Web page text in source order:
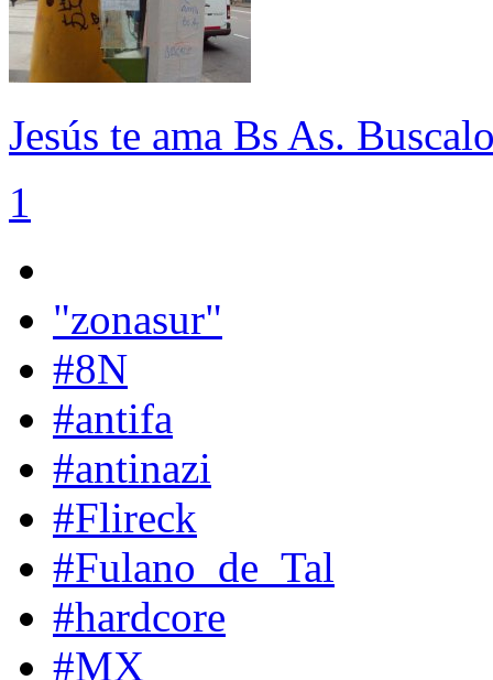
Jesús te ama Bs As.
1
"zonasur"
#8N
#antifa
#antinazi
#Flireck
#Fulano_de_Tal
#hardcore
#MX